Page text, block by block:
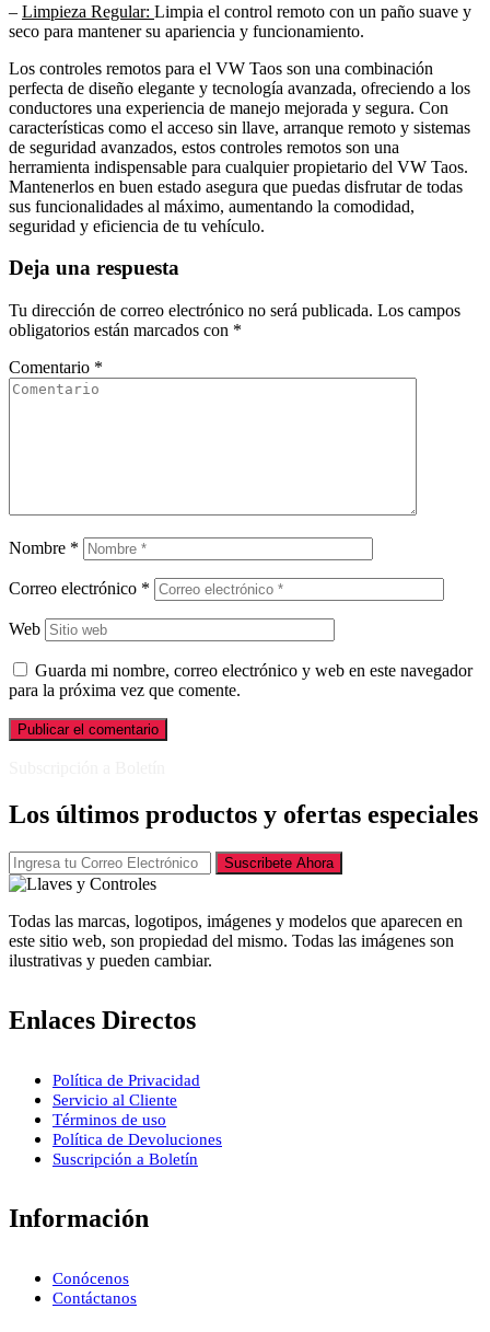
– Limpieza Regular: Limpia el control remoto con un paño suave y
seco para mantener su apariencia y funcionamiento.
Los controles remotos para el VW Taos son una combinación
perfecta de diseño elegante y tecnología avanzada, ofreciendo a los
conductores una experiencia de manejo mejorada y segura. Con
características como el acceso sin llave, arranque remoto y sistemas
de seguridad avanzados, estos controles remotos son una
herramienta indispensable para cualquier propietario del VW Taos.
Mantenerlos en buen estado asegura que puedas disfrutar de todas
sus funcionalidades al máximo, aumentando la comodidad,
seguridad y eficiencia de tu vehículo.
Deja una respuesta
Tu dirección de correo electrónico no será publicada. Los campos
obligatorios están marcados con *
Comentario *
Nombre *
Correo electrónico *
Web
Guarda mi nombre, correo electrónico y web en este navegador
para la próxima vez que comente.
Los últimos productos y ofertas especiales
Suscribete Ahora
Todas las marcas, logotipos, imágenes y modelos que aparecen en
este sitio web, son propiedad del mismo. Todas las imágenes son
ilustrativas y pueden cambiar.
Enlaces Directos
Política de Privacidad
Servicio al Cliente
Términos de uso
Política de Devoluciones
Suscripción a Boletín
Información
Conócenos
Contáctanos